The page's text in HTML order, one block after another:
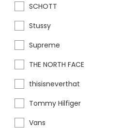
SCHOTT
Stussy
Supreme
THE NORTH FACE
thisisneverthat
Tommy Hilfiger
Vans